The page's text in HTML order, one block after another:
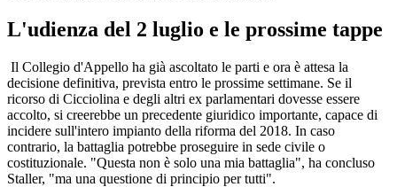
L'udienza del 2 luglio e le prossime tappe
Il Collegio d'Appello ha già ascoltato le parti e ora è attesa la
decisione definitiva, prevista entro le prossime settimane. Se il
ricorso di Cicciolina e degli altri ex parlamentari dovesse essere
accolto, si creerebbe un precedente giuridico importante, capace di
incidere sull'intero impianto della riforma del 2018. In caso
contrario, la battaglia potrebbe proseguire in sede civile o
costituzionale. "Questa non è solo una mia battaglia", ha concluso
Staller, "ma una questione di principio per tutti".